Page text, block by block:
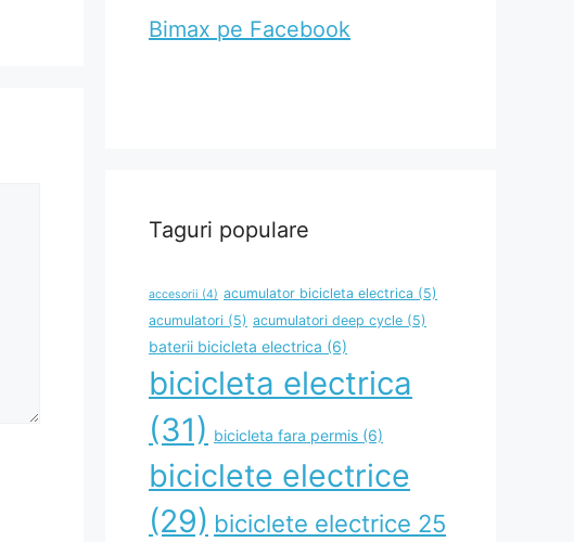
Bimax pe Facebook
Taguri populare
accesorii (4) acumulator bicicleta electrica (5)
acumulatori (5) acumulatori deep cycle (5)
baterii bicicleta electrica (6)
bicicleta electrica
(31) bicicleta fara permis (6)
biciclete electrice
(29) biciclete electrice 25